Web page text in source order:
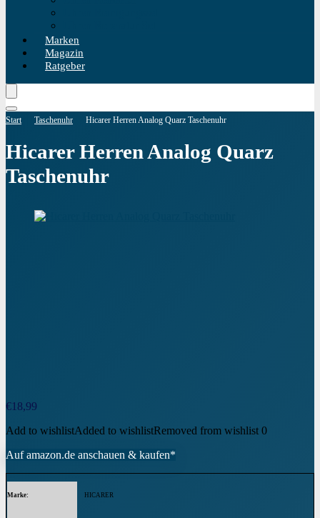
Marken
Magazin
Ratgeber
Start Taschenuhr Hicarer Herren Analog Quarz Taschenuhr
Hicarer Herren Analog Quarz
Taschenuhr
€18,99
Add to wishlistAdded to wishlistRemoved from wishlist 0
Auf amazon.de anschauen & kaufen*
Marke HICARER